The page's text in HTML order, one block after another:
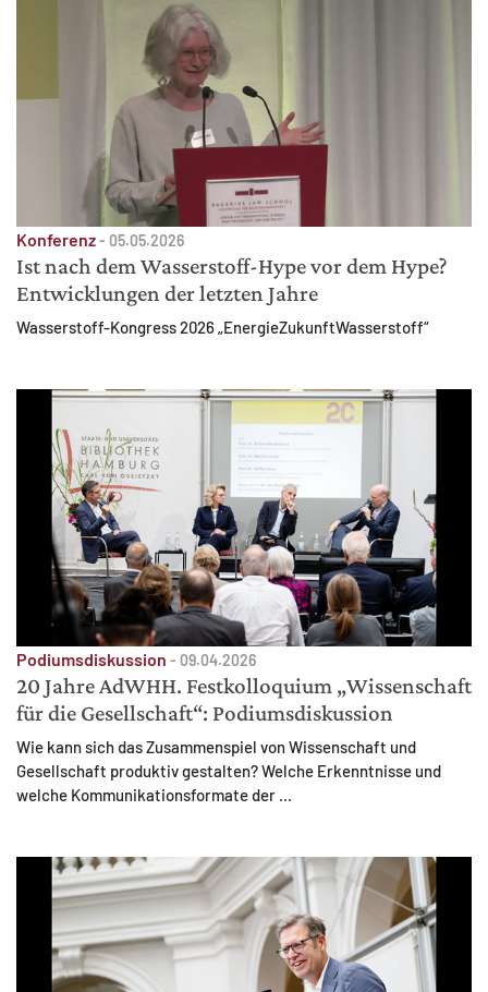
Konferenz- 05.05.2026
Ist nach dem Wasserstoff-Hype vor dem Hype?
Entwicklungen der letzten Jahre
Wasserstoff-Kongress 2026 „EnergieZukunftWasserstoff“
Podiumsdiskussion - 09.04.2026
20 Jahre AdWHH. Festkolloquium „Wissenschaft
für die Gesellschaft“: Podiumsdiskussion
Wie kann sich das Zusammenspiel von Wissenschaft und
Gesellschaft produktiv gestalten? Welche Erkenntnisse und
welche Kommunikationsformate der ...